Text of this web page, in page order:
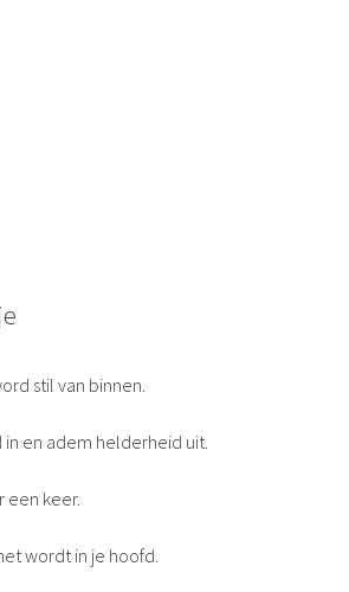
stil van binnen.
en adem helderheid uit.
een keer.
wordt in je hoofd.